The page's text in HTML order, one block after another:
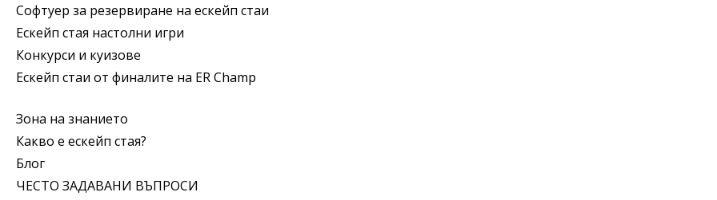
Софтуер за резервиране на ескейп стаи
Ескейп стая настолни игри
Конкурси и куизове
Ескейп стаи от финалите на ER Champ
Зона на знанието
Какво е ескейп стая?
Блог
ЧЕСТО ЗАДАВАНИ ВЪПРОСИ